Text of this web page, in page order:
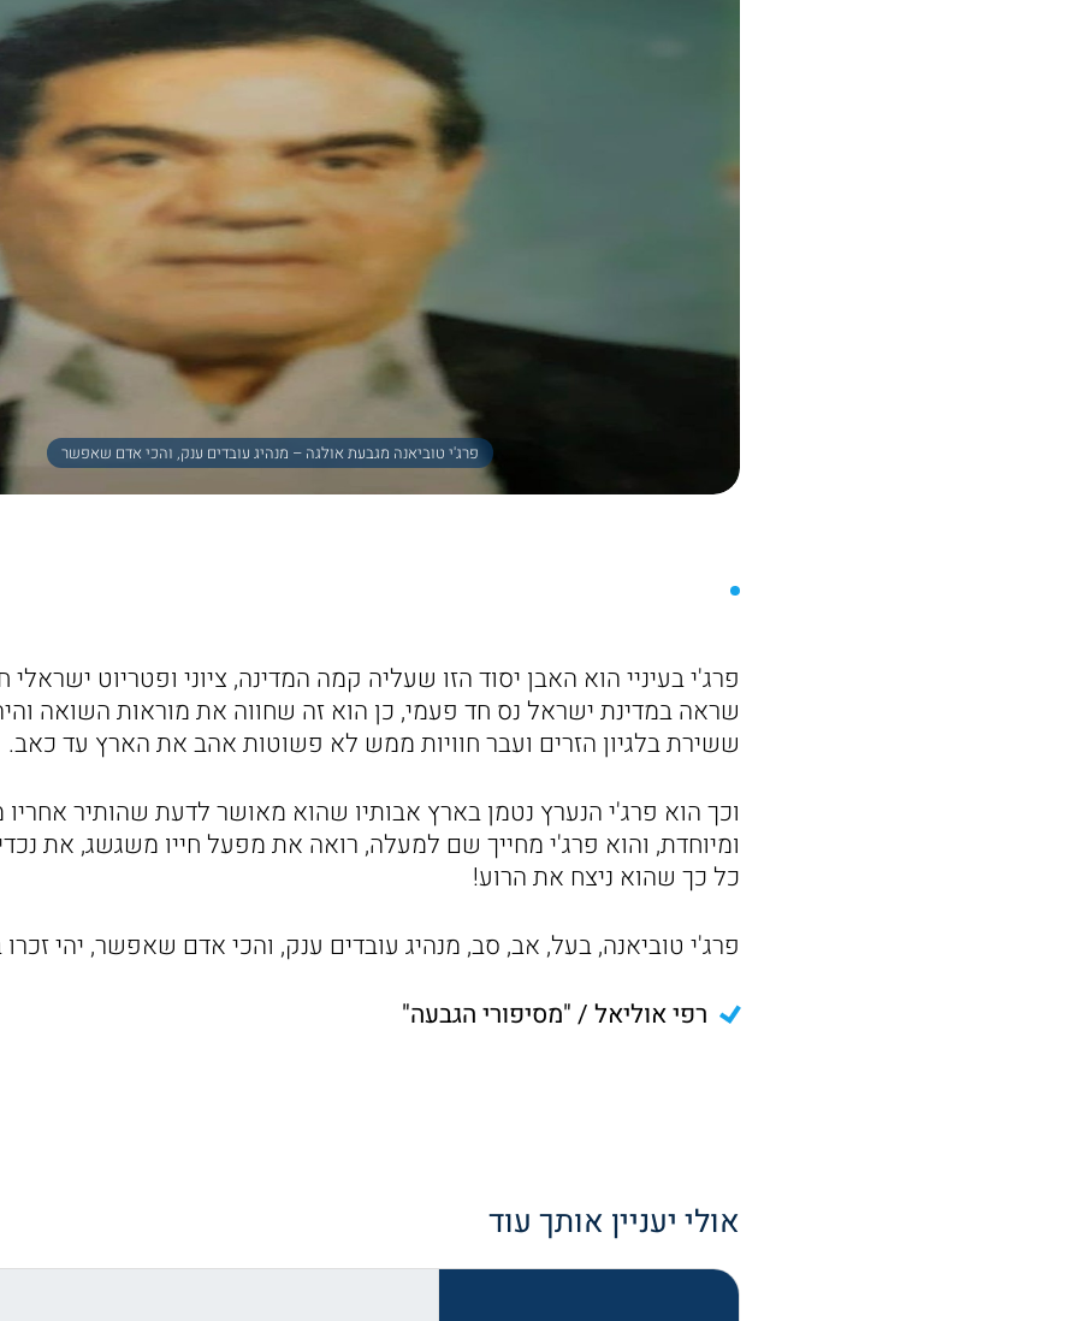
פרג'י טוביאנה מגבעת אולגה – מנהיג עובדים ענק, והכי אדם שאפשר
פרג'י בעיניי הוא האבן יסוד הזו שעליה קמה המדינה, ציוני ופטריוט
שראה במדינת ישראל נס חד פעמי, כן הוא זה שחווה את מוראות השואה
ששירת בלגיון הזרים ועבר חוויות ממש לא פשוטות אהב את הארץ עד כאב.
וכך הוא פרג'י הנערץ נטמן בארץ אבותיו שהוא מאושר לדעת שהותיר
ומיוחדת, והוא פרג'י מחייך שם למעלה, רואה את מפעל חייו משגשג, את
כל כך שהוא ניצח את הרוע!
פרג'י טוביאנה, בעל, אב, סב, מנהיג עובדים ענק, והכי אדם שאפשר, יהי זכרו
רפי אוליאל / "מסיפורי הגבעה"
אולי יעניין אותך עוד